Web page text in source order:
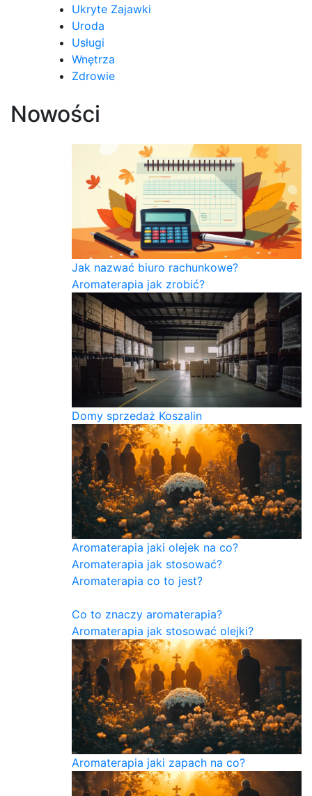
Ukryte Zajawki
Uroda
Usługi
Wnętrza
Zdrowie
Nowości
Jak nazwać biuro rachunkowe?
Aromaterapia jak zrobić?
Domy sprzedaż Koszalin
Aromaterapia jaki olejek na co?
Aromaterapia jak stosować?
Aromaterapia co to jest?
Co to znaczy aromaterapia?
Aromaterapia jak stosować olejki?
Aromaterapia jaki zapach na co?